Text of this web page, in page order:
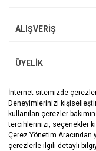
İnternet sitemizde çerezler
Deneyimlerinizi
kullanılan çerezler
tercihlerinizi, seçenekler
Çerez Yönetim Aracından
çerezlerle ilgili detaylı
ALIŞVERİŞ
ÜYELİK
BİZİ TAKİP EDİN
© Tüm hakları